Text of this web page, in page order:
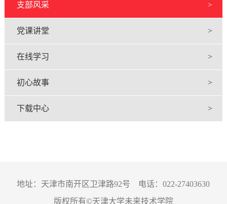
支部风采 >
党课讲堂 >
在线学习 >
初心故事 >
下载中心 >
地址：天津市南开区卫津路92号 电话：022-27403630
版权所有©天津大学未来技术学院